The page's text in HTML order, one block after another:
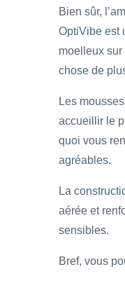
Bien sûr,
OptiVibe est
moelleux
chose de
Les
accueillir le
quoi vous
agréables.
La
aérée et
sensibles.
Bref, vous